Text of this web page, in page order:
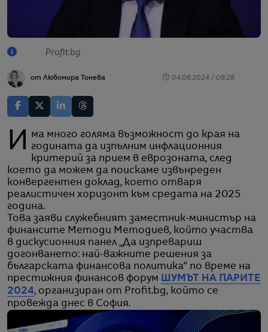
Profit.bg
от Любомира Тонева 04.06.2024 / 08:28
Има много голяма възможност до края на
годината да изпълним инфлационния
критерий за прием в еврозоната, след
което да можем да поискаме извънреден
конвергентен доклад, което отваря
реалистичен хоризонт към средата на 2025
година.
Това заяви служебният заместник-министър на
финансите Методи Методиев, който участва
в дискусионния панел „Да изпревариш
догонването: най-важните решения за
българската финансова политика“ по време на
престижния финансов форум ШУМЪТ НА ПАРИТЕ
2024, организиран от Profit.bg, който се
провежда днес в София.